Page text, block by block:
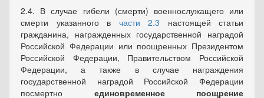
2.4. В случае гибели (смерти) военнослужащего или
смерти указанного в части 2.3 настоящей статьи
гражданина, награжденных государственной наградой
Российской Федерации или поощренных Президентом
Российской Федерации, Правительством Российской
Федерации, а также в случае награждения
государственной наградой Российской Федерации
посмертно единовременное поощрение